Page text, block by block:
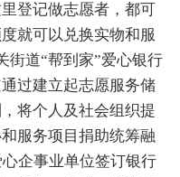
登记做志愿者，都可
就可以兑换实物和服
街道“帮到家”爱心银行
过建立起志愿服务储
将个人及社会组织提
服务项目捐助统筹融
企事业单位签订银行